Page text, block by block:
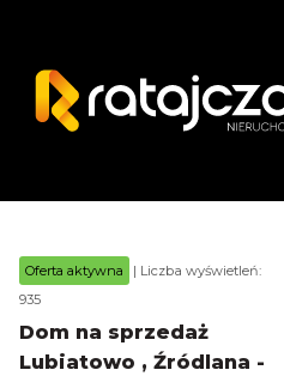
Oferta aktywna
| Liczba wyświetleń:
935
Dom na sprzedaż
Lubiatowo , Źródlana -